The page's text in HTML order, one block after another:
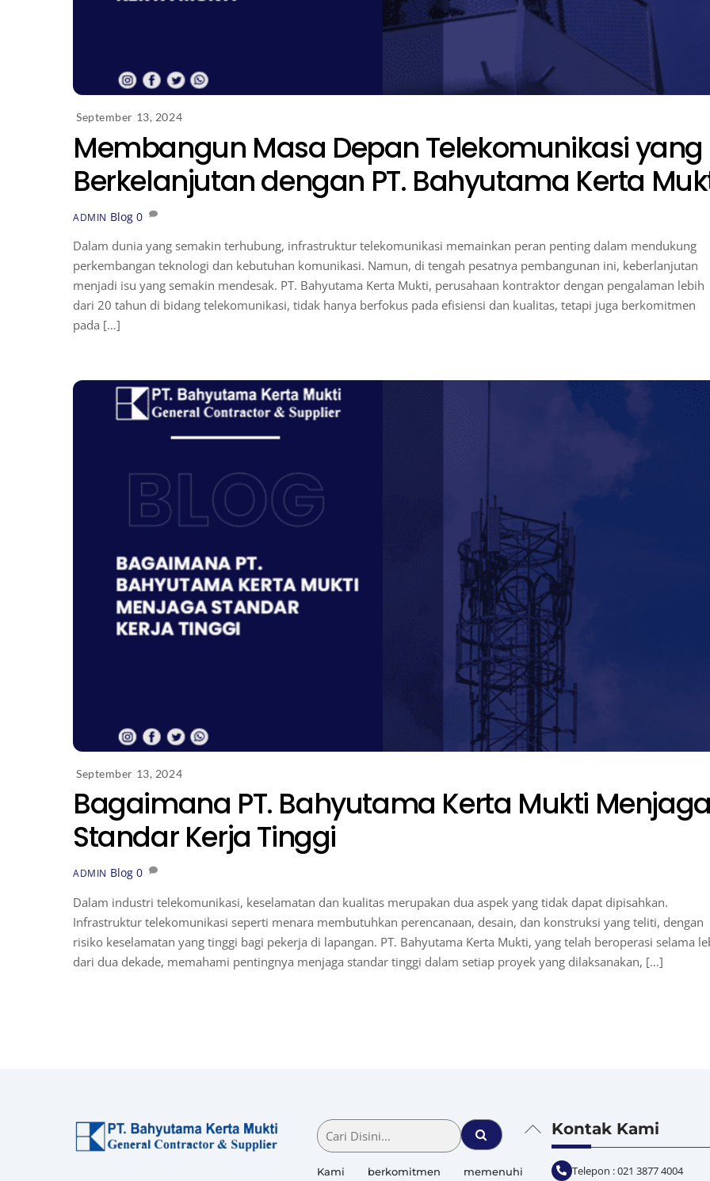
September 13, 2024
Membangun Masa Depan Telekomunikasi yang
Berkelanjutan dengan PT. Bahyutama Kerta
ADMIN Blog 0
Dalam dunia yang semakin terhubung, infrastruktur telekomunikasi memainkan peran penting dalam mendukung
perkembangan teknologi dan kebutuhan komunikasi. Namun, di tengah pesatnya pembangunan ini, keberlanjutan
menjadi isu yang semakin mendesak. PT. Bahyutama Kerta Mukti, perusahaan kontraktor dengan pengalaman lebih
dari 20 tahun di bidang telekomunikasi, tidak hanya berfokus pada efisiensi dan kualitas, tetapi juga berkomitmen
pada […]
September 13, 2024
Bagaimana PT. Bahyutama Kerta Mukti
Standar Kerja Tinggi
ADMIN Blog 0
Dalam industri telekomunikasi, keselamatan dan kualitas merupakan dua aspek yang tidak dapat dipisahkan.
Infrastruktur telekomunikasi seperti menara membutuhkan perencanaan, desain, dan konstruksi yang teliti, dengan
risiko keselamatan yang tinggi bagi pekerja di lapangan. PT. Bahyutama Kerta Mukti, yang telah beroperasi selama
dari dua dekade, memahami pentingnya menjaga standar tinggi dalam setiap proyek yang dilaksanakan, […]
Back
Kami berkomitmen memenuhi
Kontak Kami
Telepon : 021 3877 4004